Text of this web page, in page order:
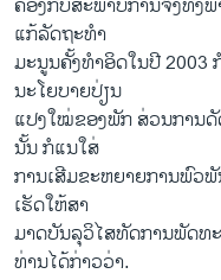
ແກ້ລັດຖະທຳ
ມະນູນຄັ້ງທຳອິດໃນປີ 2003
ນະໂຍບາຍປ່ຽນ
ແປງໃໝ່ຂອງພັກ ສ່ວນການ
ນັ້ນ ກໍແນໃສ່
ການເສີມຂະຫຍາຍການພົວ
ເຮັດໃຫ້ສາ
ມາດບັນລຸວິໄສທັດການພັດທ
ທ່ານໄດ້ກ່າວວ່າ.